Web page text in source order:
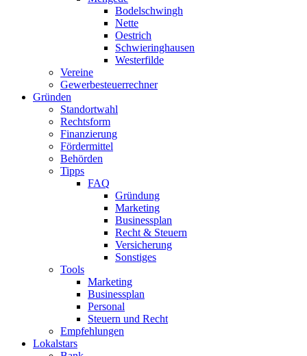
Bodelschwingh
Nette
Oestrich
Schwieringhausen
Westerfilde
Vereine
Gewerbesteuerrechner
Gründen
Standortwahl
Rechtsform
Finanzierung
Fördermittel
Behörden
Tipps
FAQ
Gründung
Marketing
Businessplan
Recht & Steuern
Versicherung
Sonstiges
Tools
Marketing
Businessplan​
Personal
Steuern und Recht
Empfehlungen
Lokalstars